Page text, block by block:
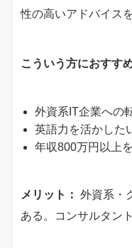
性の高いアドバイス
こういう方におすす
外資系IT企業への
英語力を活かした
年収800万円以上
メリット： 外資系・
ある。コンサルタン